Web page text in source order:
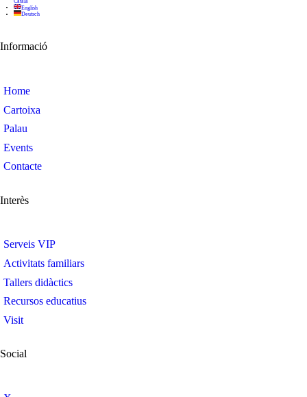
Informació
Home
Cartoixa
Palau
Events
Contacte
Interès
Serveis VIP
Activitats familiars
Tallers didàctics
Recursos educatius
Visit
Social